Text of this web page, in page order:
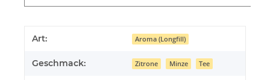
Art: Aroma (Longfill)
Geschmack: Zitrone Minze Tee